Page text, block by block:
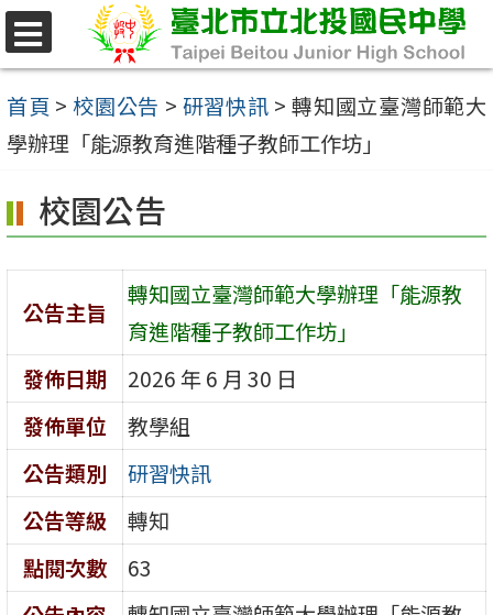
跳
至
主
要
容
區
首頁 > 校園公告 > 研習快訊 > 轉知國立臺灣師範大
學辦理「能源教育進階種子教師工作坊」
校園公告
公告主旨
轉知國立臺灣師範大學辦理「能源教
育進階種子教師工作坊」
發佈日期
2026 年 6 月 30 日
發佈單位
教學組
公告類別
研習快訊
公告等級
轉知
點閱次數
63
選
單